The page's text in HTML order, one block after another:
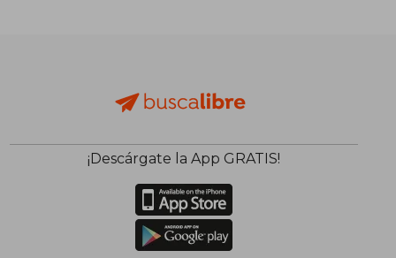
¡Descárgate la App GRATIS!